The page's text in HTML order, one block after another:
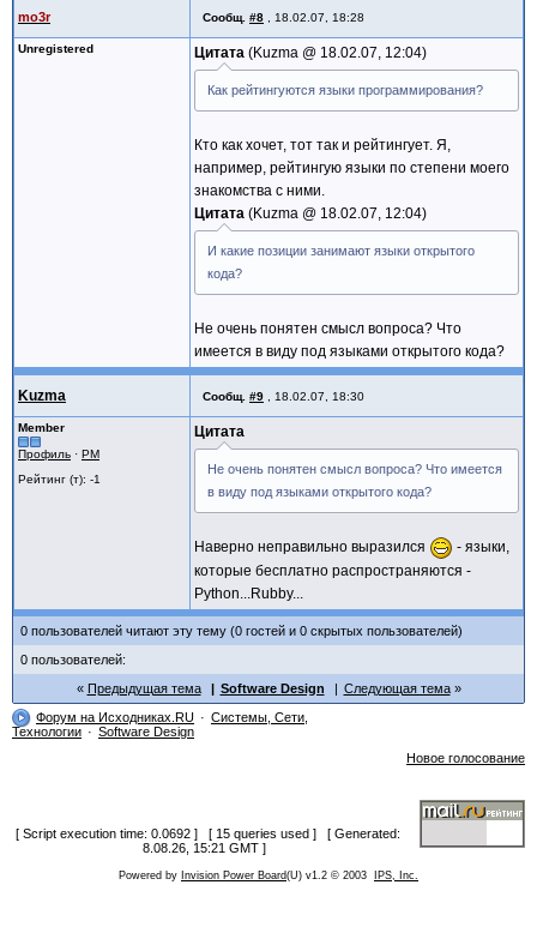
mo3r Сообщ. #8 18.02.07, 18:28
Unregistered Цитата Kuzma @ 18.02.07, 12:04
Как рейтингуются языки программирования?
Кто как хочет, тот так и рейтингует. Я,
например, рейтингую языки по степени моего
знакомства с ними.
Цитата
Kuzma @ 18.02.07, 12:04
И какие позиции занимают языки открытого
кода?
Не очень понятен смысл вопроса? Что
имеется в виду под языками открытого кода?
Kuzma Сообщ. #9 18.02.07, 18:30
Member
Профиль · PM
Рейтинг (т): -1
Цитата
Не очень понятен смысл вопроса? Что имеется
в виду под языками открытого кода?
Наверно неправильно выразился
- языки,
которые бесплатно распространяются -
Python...Rubby...
0 пользователей читают эту тему (0 гостей и 0 скрытых пользователей)
0 пользователей:
Предыдущая тема
Software Design
Следующая тема
Форум на Исходниках.RU
Системы, Сети,
Технологии
Software Design
Новое голосование
[ Script execution time: 0.0692 ] [ 15 queries used ] [ Generated:
8.08.26, 15:21 GMT ]
Powered by Invision Power Board(U) v1.2 © 2003 IPS, Inc.